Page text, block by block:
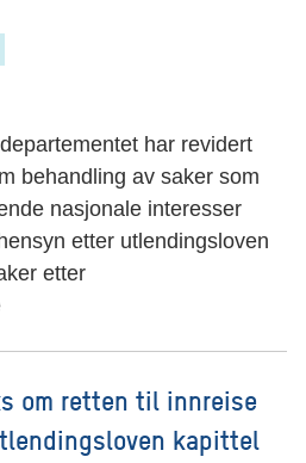
har revidert
behandling av saker som
nasjonale interesser
etter utlendingsloven
etter
om retten til innreise
kapittel